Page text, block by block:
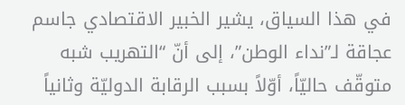
في هذا السياق، يشير الخبير الاقتصادي جاسم
عجاقة لـ”نداء الوطن”، إلى أنّ “التهريب شبه
متوقّف حاليّاً، أوّلاً بسبب الرقابة الدوليّة وثانياً